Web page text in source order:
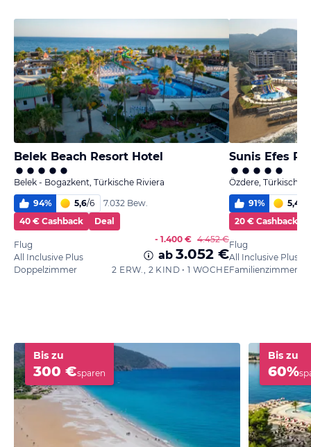
Belek Beach Resort Hotel
Belek - Bogazkent, Türkische Riviera
94% 5,6/6
7.032 Bew.
40 € Cashback
Deal
Flug
All Inclusive Plus
Doppelzimmer
- 1.400 € 4.452 €
ab 3.052 €
2 ERW., 2 KIND • 1 WOCHE
Sunis Efes
Özdere, Türkische
91% 5,4
20 € Cashback
Flug
All Inclusive Plus
Familienzimmer
Bis zu
300 €sparen
Bis zu
60%